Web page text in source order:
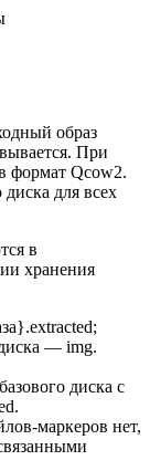
образ
При
формат Qcow2.
диска для всех
в
хранения
— img.
диска с
маркеров нет,